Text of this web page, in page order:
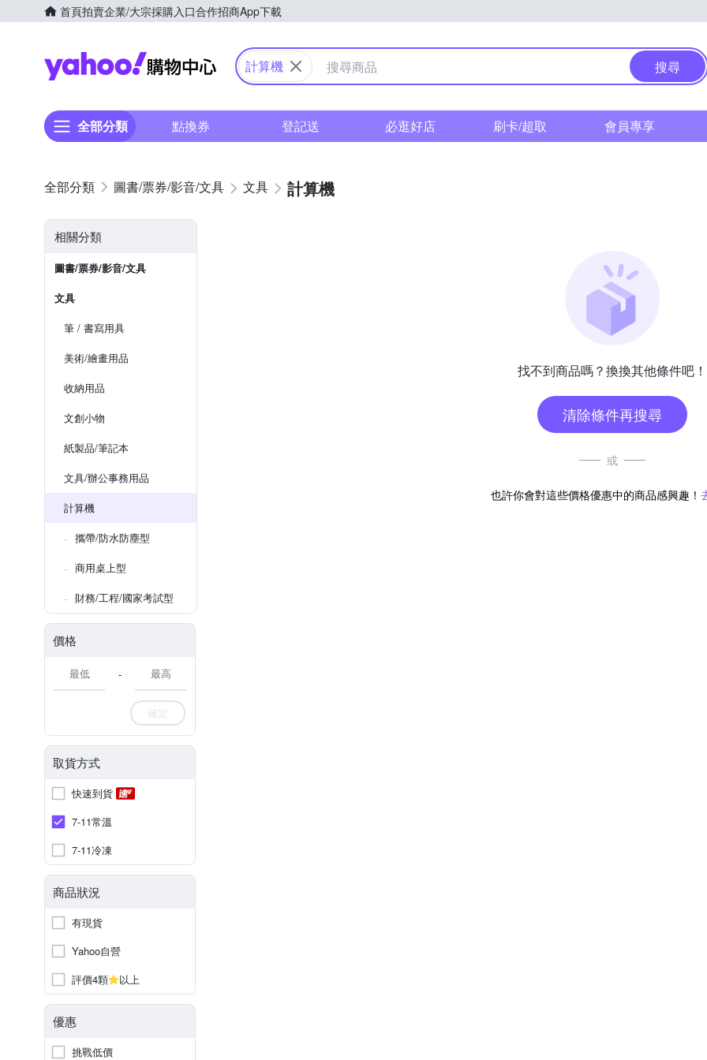
首頁拍賣企業/大宗採購入口合作招商App下載
Yahoo購物中心
計算機 搜尋
全部分類 點換券 登記送 必逛好店 刷卡/超取 會員專享
圖書/票券/影音/文具 文具 計算機
相關分類
圖書/票券/影音/文具
文具
筆 / 書寫用具
美術/繪畫用品
收納用品
文創小物
紙製品/筆記本
文具/辦公事務用品
計算機
攜帶/防水防塵型
商用桌上型
財務/工程/國家考試型
價格
-
確定
取貨方式
快速到貨
7-11常溫
7-11冷凍
商品狀況
有現貨
Yahoo自營
評價4顆
以上
優惠
挑戰低價
找不到商品嗎？換換其他條件吧！
清除條件再搜尋
或
也許你會對這些價格優惠中的商品感興趣！